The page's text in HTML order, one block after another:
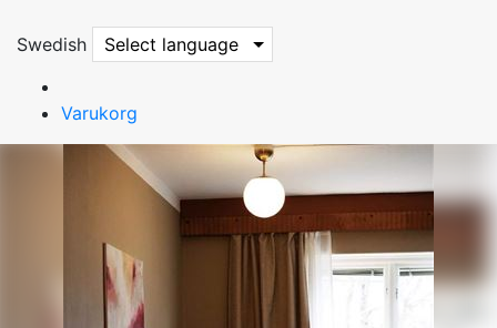
Swedish Select language
Varukorg